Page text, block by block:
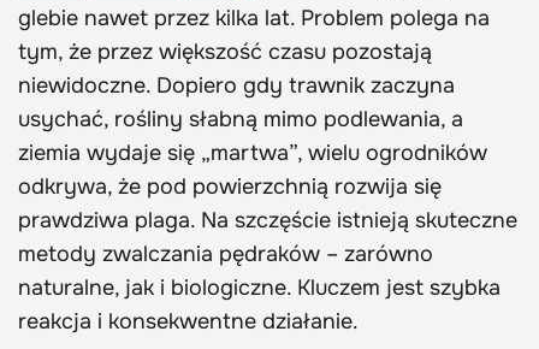
glebie nawet przez kilka lat. Problem polega na
tym, że przez większość czasu pozostają
niewidoczne. Dopiero gdy trawnik zaczyna
usychać, rośliny słabną mimo podlewania, a
ziemia wydaje się „martwa”, wielu ogrodników
odkrywa, że pod powierzchnią rozwija się
prawdziwa plaga. Na szczęście istnieją skuteczne
metody zwalczania pędraków – zarówno
naturalne, jak i biologiczne. Kluczem jest szybka
reakcja i konsekwentne działanie.